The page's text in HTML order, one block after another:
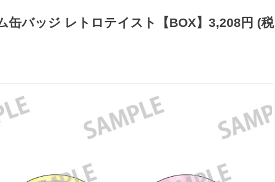
缶バッジ レトロテイスト【BOX】3,208円 (税